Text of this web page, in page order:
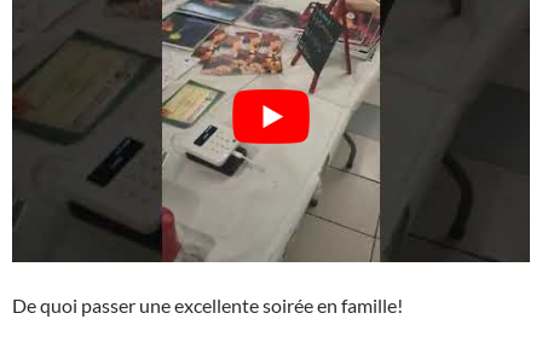
De quoi passer une excellente soirée en famille!